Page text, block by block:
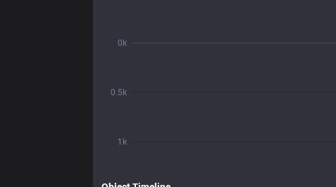
1k
0.5k
0k